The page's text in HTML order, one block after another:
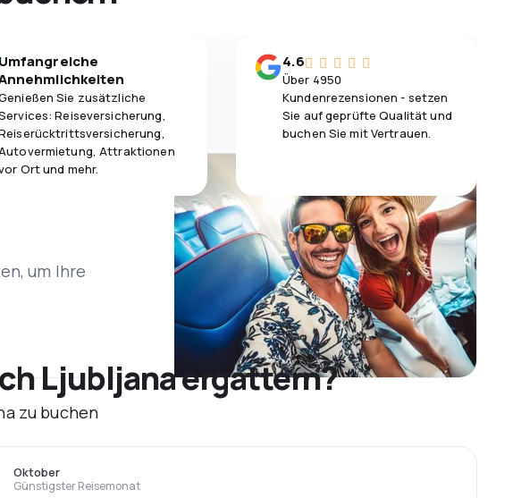
Sie zusätzliche
Reiseversicherung,
Attraktionen
Ort und mehr.
4.6
Über 4950
Kundenrezensionen - setzen
Sie auf geprüfte Qualität und
buchen Sie mit Vertrauen.
um Ihre
Ljubljana ergattern?
zu buchen
Günstigster Reisemonat
Oktober